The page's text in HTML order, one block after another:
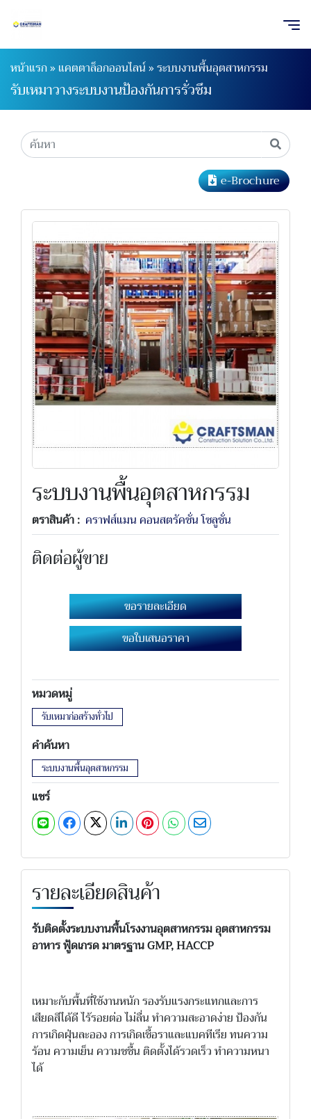
หน้าแรก»แคตตาล็อกออนไลน์»ระบบงานพื้นอุตสาหกรรม
รับเหมาวางระบบงานป้องกันการรั่วซึม
e-Brochure
ระบบงานพื้นอุตสาหกรรม
ตราสินค้า : คราฟส์แมน คอนสตรัคชั่น โซลูชั่น
ติดต่อผู้ขาย
ขอรายละเอียด
ขอใบเสนอราคา
หมวดหมู่
รับเหมาก่อสร้างทั่วไป
คำค้นหา
ระบบงานพื้นอุตสาหกรรม
แชร์
รายละเอียดสินค้า
รับติดตั้งระบบงานพื้นโรงงานอุตสาหกรรม อุตสาหกรรม
อาหาร ฟู้ดเกรด มาตรฐาน GMP, HACCP
เหมาะกับพื้นที่ใช้งานหนัก รองรับแรงกระแทกและการ
เสียดสีได้ดี ไร้รอยต่อ ไม่ลื่น ทำความสะอาดง่าย ป้องกัน
การเกิดฝุ่นละออง การเกิดเชื้อราและแบคทีเรีย ทนความ
ร้อน ความเย็น ความชชื้น ติดตั้งได้รวดเร็ว ทำความหนา
ได้